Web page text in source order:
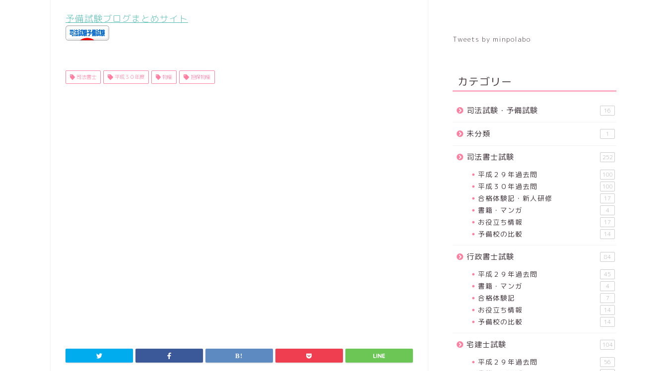
予備試験ブログまとめサイト
司法書士 平成３０年度 物権 担保物権
Tweets by minpolabo
カテゴリー
司法試験・予備試験 16
未分類 1
司法書士試験 252
平成２９年過去問 100
平成３０年過去問 100
合格体験記・新人研修 17
書籍・マンガ 4
お役立ち情報 17
予備校の比較 14
行政書士試験 84
平成２９年過去問 45
書籍・マンガ 4
合格体験記 7
お役立ち情報 14
予備校の比較 14
宅建士試験 104
平成２９年過去問 56